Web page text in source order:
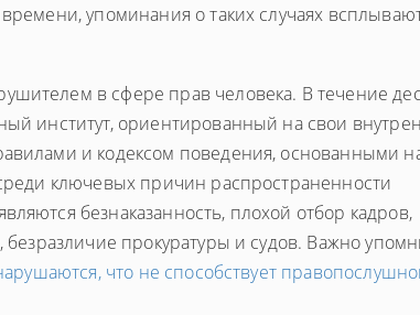
упоминания о таких случаях
в сфере прав человека. В течение
институт, ориентированный на свои
и кодексом поведения, основанными
ключевых причин распространенности
безнаказанность, плохой отбор кадров,
безразличие прокуратуры и судов. Важно
что не способствует